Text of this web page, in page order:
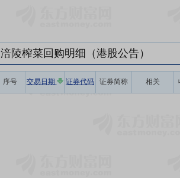
涪陵榨菜回购明细（港股公告）
序号 交易日期 证券代码 证券简称 相关